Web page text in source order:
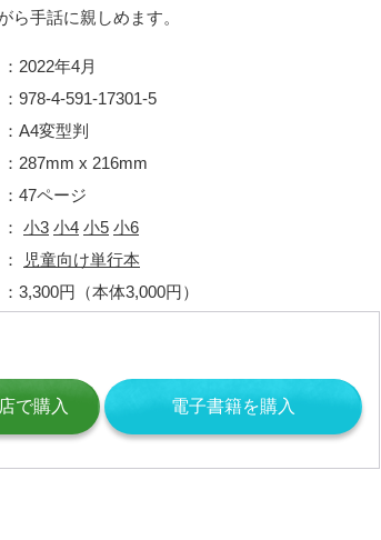
ら手話に親しめます。
2022年4月
978-4-591-17301-5
A4変型判
287mm x 216mm
47ページ
小3 小4 小5 小6
児童向け単行本
3,300円（本体3,000円）
で購入 電子書籍を購入